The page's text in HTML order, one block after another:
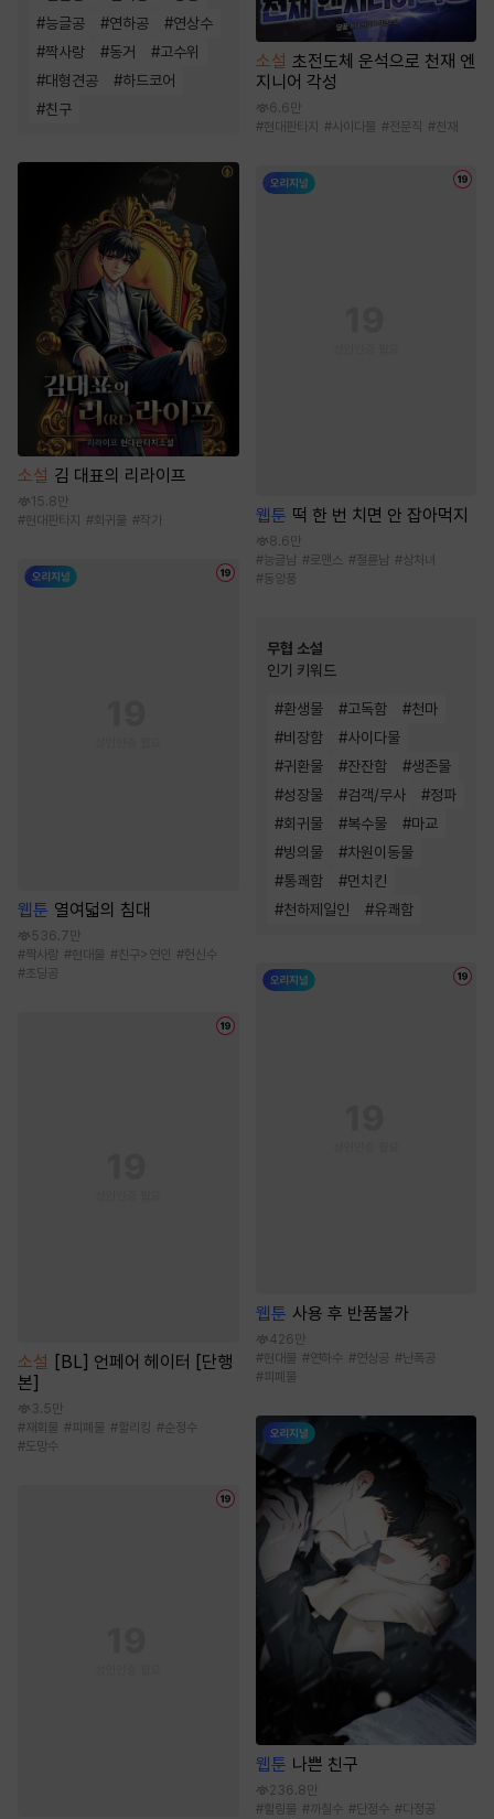
#능글공 #연하공 #연상수
#짝사랑 #동거 #고수위
#대형견공 #하드코어
#친구
소설 김 대표의 리라이프
15.8만
#현대판타지 #회귀물 #작가
웹툰 열여덟의 침대
536.7만
#짝사랑 #현대물 #친구>연인 #헌신수
#초딩공
소설
[BL] 언페어 헤이터 [단행
본]
3.5만
# 재회물 #피폐물 # 할리킹 #순정수
#도망수
소설 초전도체 운석으로 천재 엔
지니어 각성
6.6만
#현대판타지 #사이다물 #전문직 #천재
웹툰 떡 한 번 치면 안 잡아먹지
8.6만
#능글남 #로맨스 #절륜남 #상처녀
#동양풍
무협 소설
인기 키워드
#환생물 #고독함 #천마
#비장함 #사이다물
#귀환물 #잔잔함 #생존물
#성장물 #검객/무사 #정파
#회귀물 #복수물 #마교
#빙의물 #차원이동물
#통쾌함 #먼치킨
#천하제일인 #유쾌함
웹툰 사용 후 반품불가
426만
#현대물 #연하수 #연상공 #난폭공
#피폐물
웹툰 나쁜 친구
236.8만
#힐링물 #까칠수 #단정수 #다정공